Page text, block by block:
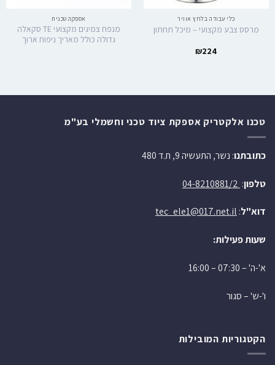
כלי עבודה בלחץ אוויר
מרסס צבע מקצועי – מיכל תחתון
₪224
אספקה טכנית
מנפח צמיגים מקצועי TE סקאלה
גדולה כולל מאריך ניפוח ארוך
טכנו אלקטריק אספקת ציוד טכני וחשמלי בע"מ
כתובתנו: נשר, התעשיה 9, ת.ד 480
טלפון:
דוא"ל:
tec_ele1@017.net.il
שעות פעילות:
א'-ה' – 07:30 – 16:00
ו'-ש' – סגור
הקטגוריות המובילות